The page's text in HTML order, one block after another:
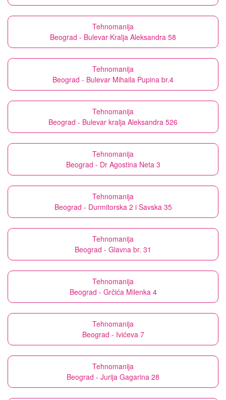
Tehnomanija
Beograd - Bulevar Kralja Aleksandra 58
Tehnomanija
Beograd - Bulevar Mihaila Pupina br.4
Tehnomanija
Beograd - Bulevar kralja Aleksandra 526
Tehnomanija
Beograd - Dr Agostina Neta 3
Tehnomanija
Beograd - Durmitorska 2 i Savska 35
Tehnomanija
Beograd - Glavna br. 31
Tehnomanija
Beograd - Grčića Milenka 4
Tehnomanija
Beograd - Ivićeva 7
Tehnomanija
Beograd - Jurija Gagarina 28